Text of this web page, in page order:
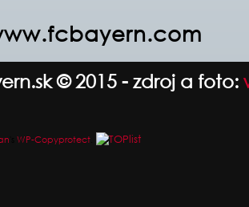
© 2015 - zdroj a foto:
WP-Copyprotect